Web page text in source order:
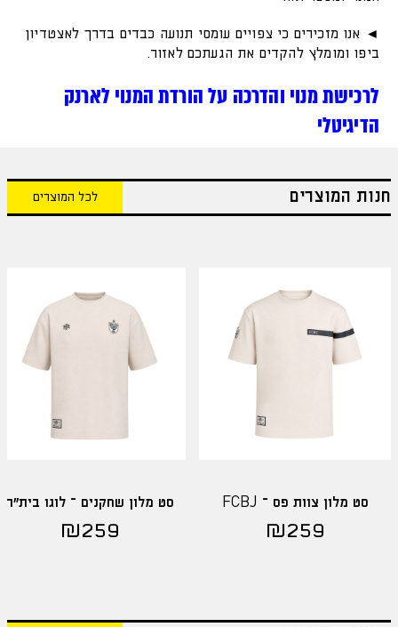
◄ אנו מזכירים כי צפויים עומסי תנועה כבדים בדרך לאצטדיון
ביפו ומומלץ להקדים את הגעתכם לאזור.
לרכישת מנוי והדרכה על הורדת המנוי לארנק
הדיגיטלי
חנות המוצרים לכל המוצרים
סט מלון צוות פס – FCBJ
₪259
סט מלון שחקנים – לוגו בית"ר
₪259